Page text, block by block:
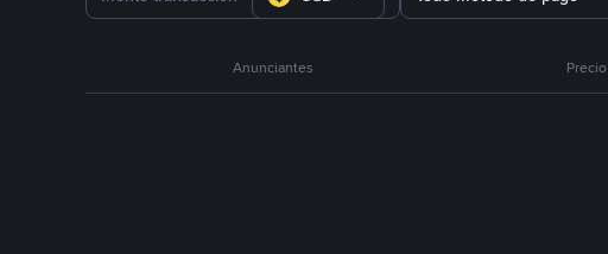
Anunciantes Precio